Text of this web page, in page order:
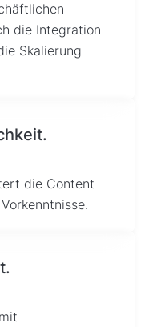
die Integration
Skalierung
die Content